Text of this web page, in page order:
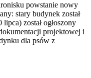
powstanie nowy
stary budynek został
został ogłoszony
projektowej i
dla psów z